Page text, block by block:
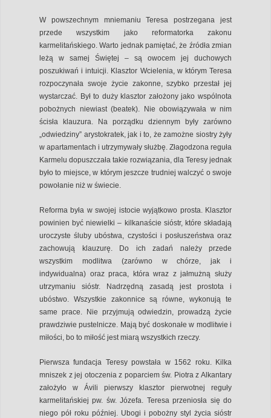
W powszechnym mniemaniu Teresa postrzegana jest
przede wszystkim jako reformatorka zakonu
karmelitańskiego. Warto jednak pamiętać, że źródła zmian
leżą w samej Świętej – są owocem jej duchowych
poszukiwań i intuicji. Klasztor Wcielenia, w którym Teresa
rozpoczynała swoje życie zakonne, szybko przestał jej
wystarczać. Był to duży klasztor założony jako wspólnota
pobożnych niewiast (beatek). Nie obowiązywała w nim
ścisła klauzura. Na porządku dziennym były zarówno
„odwiedziny” arystokratek, jak i to, że zamożne siostry żyły
w apartamentach i utrzymywały służbę. Złagodzona reguła
Karmelu dopuszczała takie rozwiązania, dla Teresy jednak
było to miejsce, w którym jeszcze trudniej walczyć o swoje
powołanie niż w świecie.
Reforma była w swojej istocie wyjątkowo prosta. Klasztor
powinien być niewielki – kilkanaście sióstr, które składają
uroczyste śluby ubóstwa, czystości i posłuszeństwa oraz
zachowują klauzurę. Do ich zadań należy przede
wszystkim modlitwa (zarówno w chórze, jak i
indywidualna) oraz praca, która wraz z jałmużną służy
utrzymaniu sióstr. Nadrzędną zasadą jest prostota i
ubóstwo. Wszystkie zakonnice są równe, wykonują te
same prace. Nie przyjmują odwiedzin, prowadzą życie
prawdziwie pustelnicze. Mają być doskonałe w modlitwie i
miłości, bo to miłość jest miarą wszystkich rzeczy.
Pierwsza fundacja Teresy powstała w 1562 roku. Kilka
mniszek z jej otoczenia z poparciem św. Piotra z Alkantary
założyło w Ávili pierwszy klasztor pierwotnej reguły
karmelitańskiej pw. św. Józefa. Teresa przeniosła się do
niego pół roku później. Ubogi i pobożny styl życia sióstr